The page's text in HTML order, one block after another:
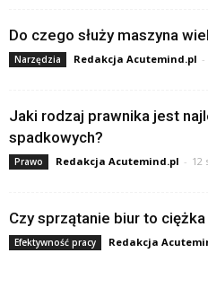
Do czego służy maszyna
Narzędzia Redakcja Acutemind.pl -
Jaki rodzaj prawnika jest
spadkowych?
Prawo Redakcja Acutemind.pl - 12
Czy sprzątanie biur to ciężka
Efektywność pracy Redakcja